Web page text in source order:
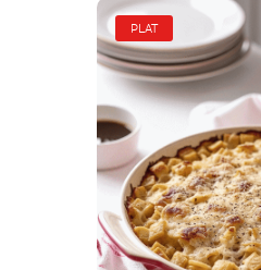
PLAT